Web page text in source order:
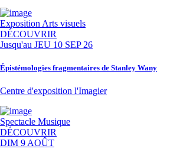
Exposition Arts visuels
DÉCOUVRIR
Jusqu'au JEU 10 SEP 26
Épistémologies fragmentaires de Stanley Wany
Centre d'exposition l'Imagier
Spectacle Musique
DÉCOUVRIR
DIM 9 AOÛT